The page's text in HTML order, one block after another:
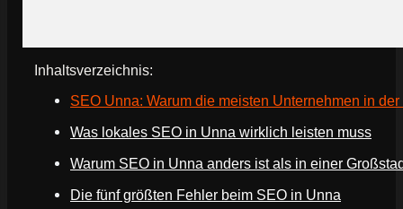
Inhaltsverzeichnis:
SEO Unna: Warum die meisten Unternehmen in
Was lokales SEO in Unna wirklich leisten muss
Warum SEO in Unna anders ist als in einer
Die fünf größten Fehler beim SEO in Unna